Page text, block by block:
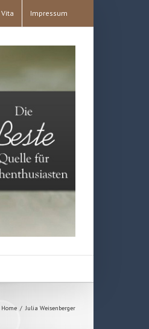
Vita Impressum
Home / Julia Weisenberger